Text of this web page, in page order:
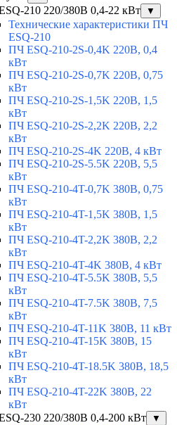
210 220/380В 0,4-22 кВт ▼
Технические характеристики ПЧ
ESQ-210
ПЧ ESQ-210-2S-0,4K 220В, 0,4
кВт
ПЧ ESQ-210-2S-0,7K 220В, 0,75
кВт
ПЧ ESQ-210-2S-1,5K 220В, 1,5
кВт
ПЧ ESQ-210-2S-2,2K 220В, 2,2
кВт
ПЧ ESQ-210-2S-4K 220В, 4 кВт
ПЧ ESQ-210-2S-5.5K 220В, 5,5
кВт
ПЧ ESQ-210-4T-0,7K 380В, 0,75
кВт
ПЧ ESQ-210-4T-1,5K 380В, 1,5
кВт
ПЧ ESQ-210-4T-2,2K 380В, 2,2
кВт
ПЧ ESQ-210-4T-4K 380В, 4 кВт
ПЧ ESQ-210-4T-5.5K 380В, 5,5
кВт
ПЧ ESQ-210-4T-7.5K 380В, 7,5
кВт
ПЧ ESQ-210-4T-11K 380В, 11 кВт
ПЧ ESQ-210-4T-15K 380В, 15
кВт
ПЧ ESQ-210-4T-18.5K 380В, 18,5
кВт
ПЧ ESQ-210-4T-22K 380В, 22
кВт
230 220/380В 0,4-200 кВт
▼